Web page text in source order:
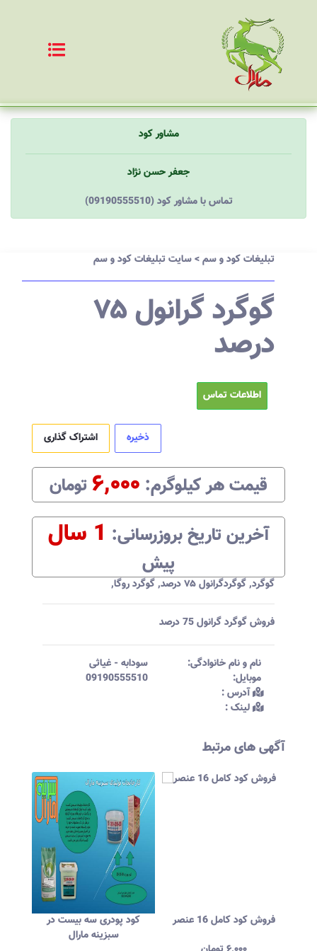
مشاور کود
جعفر حسن نژاد
(09190555510) تماس با مشاور کود
تبلیغات کود و سم>سایت تبلیغات کود و سم
گوگرد گرانول ۷۵
درصد
اطلاعات تماس
ذخیره اشتراک گذاری
قیمت هرکیلوگرم:‌ ۶,۰۰۰ تومان
آخرین تاریخ بروزرسانی:‌ 1 سال
پیش
گوگرد,گوگردگرانول ۷۵ درصد ,گوگرد روگا,
فروش گوگرد گرانول 75 درصد
نام و نام خانوادگی:‌ سودابه - غیاثی
موبایل:‌
09190555510
آدرس :‌
لینک :‌
آگهی های مرتبط
فروش کود کامل 16 عنصر
فروش خاک گربه زامیاد